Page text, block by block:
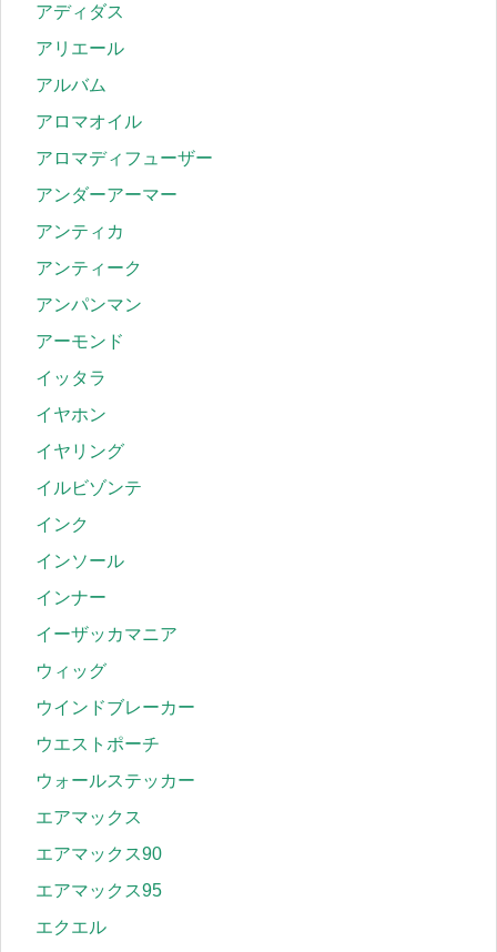
アディダス
アリエール
アルバム
アロマオイル
アロマディフューザー
アンダーアーマー
アンティカ
アンティーク
アンパンマン
アーモンド
イッタラ
イヤホン
イヤリング
イルビゾンテ
インク
インソール
インナー
イーザッカマニア
ウィッグ
ウインドブレーカー
ウエストポーチ
ウォールステッカー
エアマックス
エアマックス90
エアマックス95
エクエル